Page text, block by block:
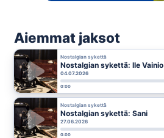
Aiemmat jaksot
Nostalgian sykettä
Nostalgian sykettä: Ile Vainio
04.07.2026
0:00
Nostalgian sykettä
Nostalgian sykettä: Sani
27.06.2026
0:00